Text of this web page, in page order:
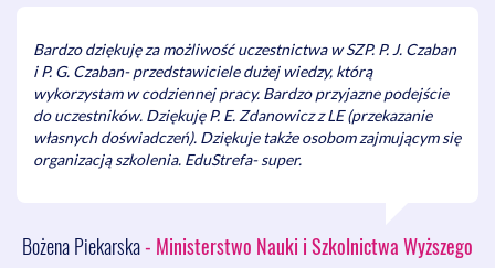
Bardzo dziękuję za możliwość uczestnictwa w SZP. P. J. Czaban
i P. G. Czaban- przedstawiciele dużej wiedzy, którą
wykorzystam w codziennej pracy. Bardzo przyjazne podejście
do uczestników. Dziękuję P. E. Zdanowicz z LE (przekazanie
własnych doświadczeń). Dziękuje także osobom zajmującym się
organizacją szkolenia. EduStrefa- super.
Bożena Piekarska- Ministerstwo Nauki i Szkolnictwa Wyższego